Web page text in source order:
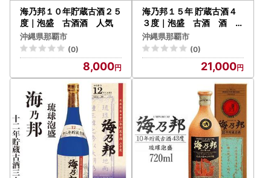
海乃邦１０年貯蔵古酒２５
度｜泡盛 古酒酒 人気
沖縄県那覇市
(0)
8,000
海乃邦１５年 貯蔵古酒４
３度｜泡盛 古酒 酒 人
気
沖縄県那覇市
(0)
21,000